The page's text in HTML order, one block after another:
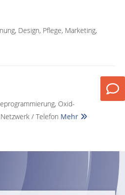
Design, Pflege, Marketing,
Oxid-
/ Telefon Mehr